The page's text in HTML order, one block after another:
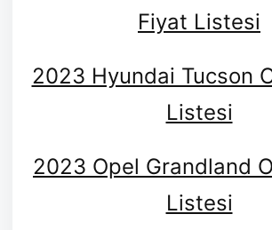
Fiyat Listesi
2023 Hyundai Tucson
Listesi
2023 Opel Grandland
Listesi